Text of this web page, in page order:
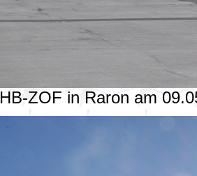
HB-ZOF in Raron am